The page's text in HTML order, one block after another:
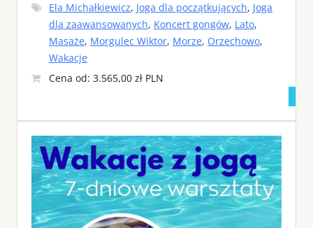
Ela Michałkiewicz, Joga dla początkujących, Joga
dla zaawansowanych, Koncert gongów, Lato,
Masaże, Morgulec Wiktor, Morze, Orzechowo,
Wakacje
Cena od: 3.565,00 zł PLN